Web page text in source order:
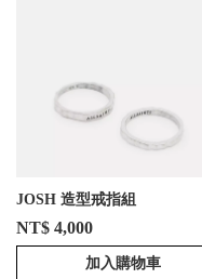
JOSH 造型戒指組
NT$ 4,000
加入購物車